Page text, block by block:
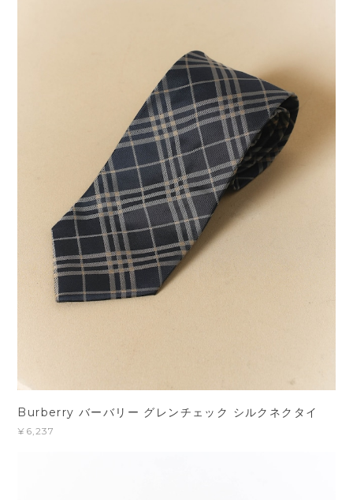
Burberry バーバリー グレンチェック シルクネクタイ
¥6,237